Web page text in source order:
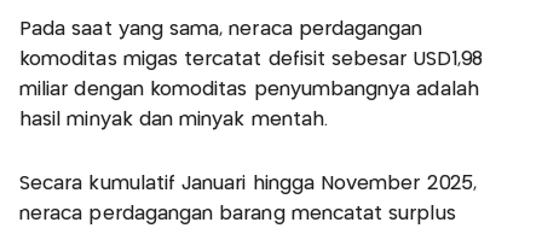
Pada saat yang sama, neraca perdagangan
komoditas migas tercatat defisit sebesar USD1,98
miliar dengan komoditas penyumbangnya adalah
hasil minyak dan minyak mentah.
Secara kumulatif Januari hingga November 2025,
neraca perdagangan barang mencatat surplus